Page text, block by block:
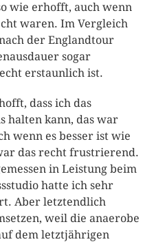
wie erhofft, auch wenn
waren. Im Vergleich
der Englandtour
sogar
erstaunlich ist.
dass ich das
halten kann, das war
wenn es besser ist wie
das recht frustrierend.
in Leistung beim
hatte ich sehr
Aber letztendlich
weil die anaerobe
dem letztjährigen